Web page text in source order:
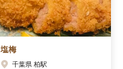
塩梅
千葉県 柏駅